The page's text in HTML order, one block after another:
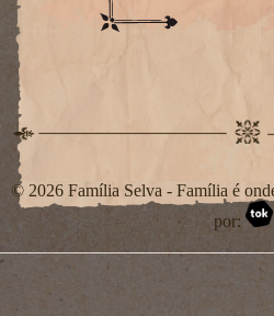
© 2026 Família Selva - Família é
por: